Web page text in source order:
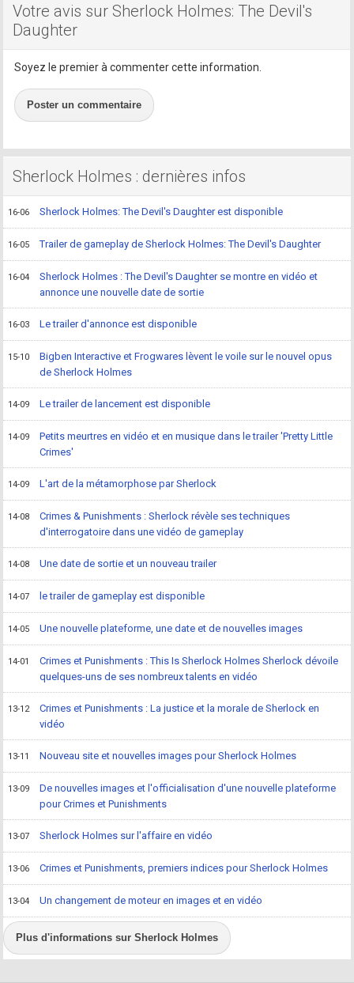
Votre avis sur Sherlock Holmes: The Devil's
Daughter
Soyez le premier à commenter cette information.
Poster un commentaire
Sherlock Holmes : dernières infos
16-06 Sherlock Holmes: The Devil's Daughter est disponible
16-05 Trailer de gameplay de Sherlock Holmes: The Devil's Daughter
16-04
Sherlock Holmes : The Devil's Daughter se montre en vidéo et
annonce une nouvelle date de sortie
16-03 Le trailer d'annonce est disponible
15-10
Bigben Interactive et Frogwares lèvent le voile sur le nouvel opus
de Sherlock Holmes
14-09 Le trailer de lancement est disponible
14-09
Petits meurtres en vidéo et en musique dans le trailer 'Pretty Little
Crimes'
14-09 L'art de la métamorphose par Sherlock
14-08
Crimes & Punishments : Sherlock révèle ses techniques
d'interrogatoire dans une vidéo de gameplay
14-08 Une date de sortie et un nouveau trailer
14-07 le trailer de gameplay est disponible
14-05 Une nouvelle plateforme, une date et de nouvelles images
14-01
Crimes et Punishments : This Is Sherlock Holmes Sherlock dévoile
quelques-uns de ses nombreux talents en vidéo
13-12
Crimes et Punishments : La justice et la morale de Sherlock en
vidéo
13-11 Nouveau site et nouvelles images pour Sherlock Holmes
13-09
De nouvelles images et l'officialisation d'une nouvelle plateforme
pour Crimes et Punishments
13-07 Sherlock Holmes sur l'affaire en vidéo
13-06 Crimes et Punishments, premiers indices pour Sherlock Holmes
13-04 Un changement de moteur en images et en vidéo
Plus d'informations sur Sherlock Holmes